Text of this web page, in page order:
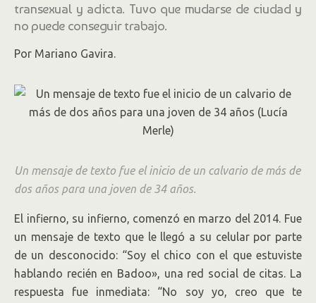
transexual y adicta. Tuvo que mudarse de ciudad y
no puede conseguir trabajo.
Por Mariano Gavira.
Un mensaje de texto fue el inicio de un calvario de más de
dos años para una joven de 34 años.
El infierno, su infierno, comenzó en marzo del 2014. Fue
un mensaje de texto que le llegó a su celular por parte
de un desconocido: “Soy el chico con el que estuviste
hablando recién en Badoo», una red social de citas. La
respuesta fue inmediata: “No soy yo, creo que te